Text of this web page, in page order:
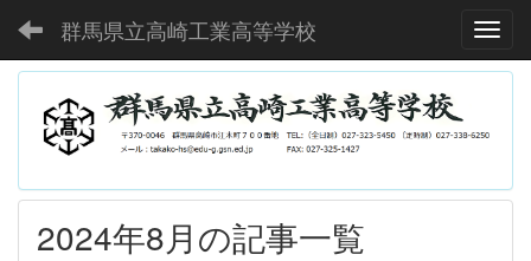
群馬県立高崎工業高等学校
2024年8月の記事一覧